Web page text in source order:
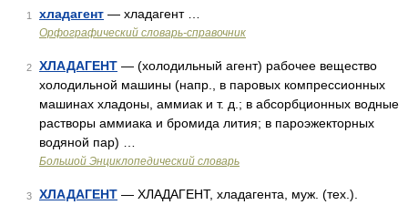
1 хладагент — хладагент …
Орфографический словарь-справочник
2 ХЛАДАГЕНТ — (холодильный агент) рабочее вещество
холодильной машины (напр., в паровых компрессионных
машинах хладоны, аммиак и т. д.; в абсорбционных водные
растворы аммиака и бромида лития; в пароэжекторных
водяной пар) …
Большой Энциклопедический словарь
3 ХЛАДАГЕНТ — ХЛАДАГЕНТ, хладагента, муж. (тех.).